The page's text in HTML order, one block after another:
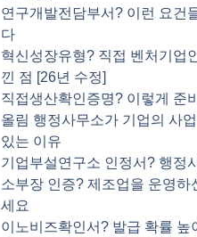
연구개발전담부서? 이런 요건
다
혁신성장유형? 직접 벤처기업
낀 점 [26년 수정]
직접생산확인증명? 이렇게 준
올림 행정사무소가 기업의 사
있는 이유
기업부설연구소 인정서? 행정
소부장 인증? 제조업을 운영하
세요
이노비즈확인서? 발급 확률 높